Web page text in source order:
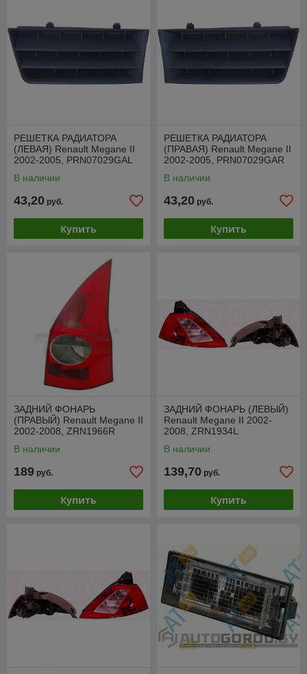
РЕШЕТКА РАДИАТОРА
(ЛЕВАЯ) Renault Megane II
2002-2005, PRN07029GAL
В наличии
43,20 руб.
Купить
РЕШЕТКА РАДИАТОРА
(ПРАВАЯ) Renault Megane II
2002-2005, PRN07029GAR
В наличии
43,20 руб.
Купить
ЗАДНИЙ ФОНАРЬ
(ПРАВЫЙ) Renault Megane II
2002-2008, ZRN1966R
В наличии
189 руб.
Купить
ЗАДНИЙ ФОНАРЬ (ЛЕВЫЙ)
Renault Megane II 2002-
2008, ZRN1934L
В наличии
139,70 руб.
Купить